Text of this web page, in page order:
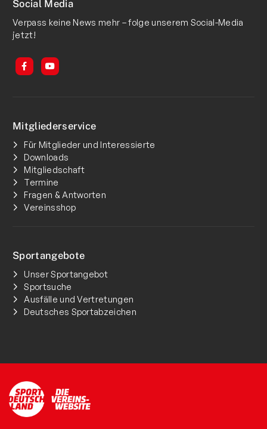
Social Media
Verpass keine News mehr – folge unserem Social-Media
jetzt!
Mitgliederservice
Für Mitglieder und Interessierte
Downloads
Mitgliedschaft
Termine
Fragen & Antworten
Vereinsshop
Sportangebote
Unser Sportangebot
Sportsuche
Ausfälle und Vertretungen
Deutsches Sportabzeichen